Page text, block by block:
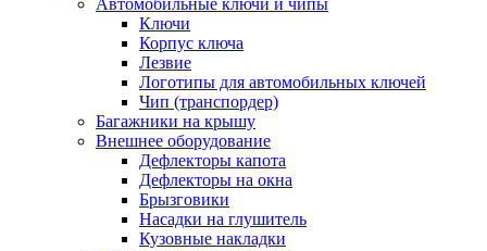
Автомобильные ключи и чипы
Ключи
Корпус ключа
Лезвие
Логотипы для автомобильных ключей
Чип (транспордер)
Багажники на крышу
Внешнее оборудование
Дефлекторы капота
Дефлекторы на окна
Брызговики
Насадки на глушитель
Кузовные накладки